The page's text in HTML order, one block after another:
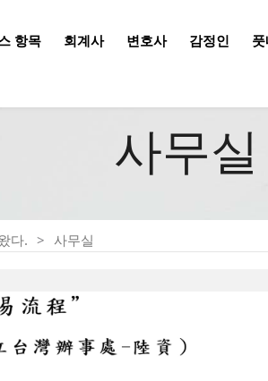
항목 회계사 변호사 감정인
사무실
다. 사무실